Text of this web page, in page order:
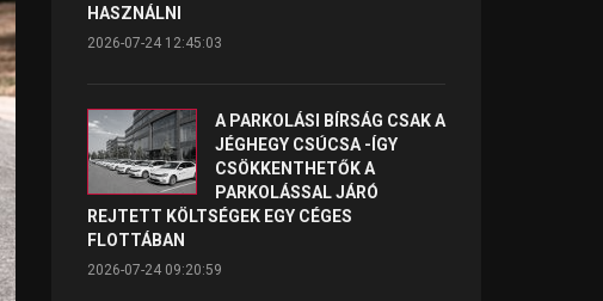
HASZNÁLNI
2026-07-24 12:45:03
A PARKOLÁSI BÍRSÁG CSAK A
JÉGHEGY CSÚCSA -ÍGY
CSÖKKENTHETŐK A
PARKOLÁSSAL JÁRÓ
REJTETT KÖLTSÉGEK EGY CÉGES
FLOTTÁBAN
2026-07-24 09:20:59